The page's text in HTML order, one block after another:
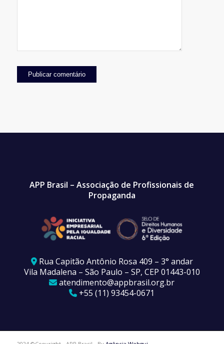
APP Brasil – Associação de Profissionais de
Propaganda
Rua Capitão Antônio Rosa 409 – 3° andar
Vila Madalena – São Paulo – SP, CEP 01443-010
atendimento@appbrasil.org.br
+55 (11) 93454-0671